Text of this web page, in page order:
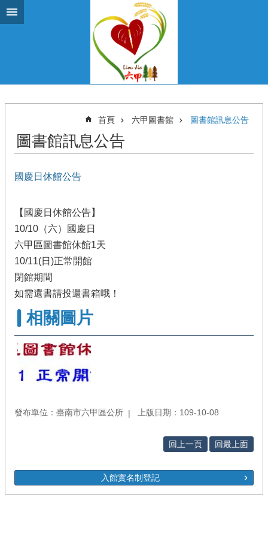
跳到主要內容區塊
首頁 六甲圖書館 圖書館訊息公告
圖書館訊息公告
國慶日休館公告
【國慶日休館公告】
10/10（六）國慶日
六甲區圖書館休館1天
10/11(日)正常開館
閉館期間
如需還書請投還書箱哦！
相關圖片
發布單位：臺南市六甲區公所 上版日期：109-10-08
回上一頁 回最上面
入館實名制登記